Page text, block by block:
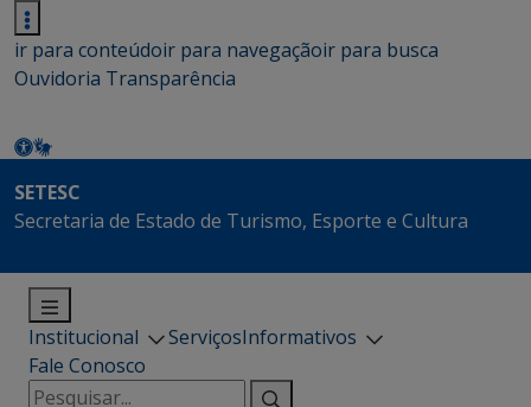
ir para conteúdoir para navegaçãoir para busca
Ouvidoria Transparência
SETESC
Secretaria de Estado de Turismo, Esporte e Cultura
Institucional ServiçosInformativos
Fale Conosco
Pesquisar